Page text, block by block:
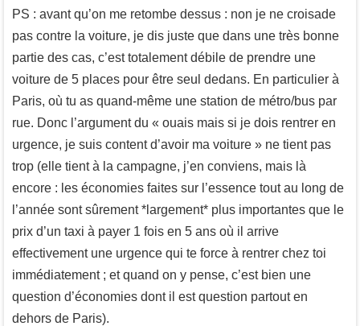
PS : avant qu’on me retombe dessus : non je ne croisade
pas contre la voiture, je dis juste que dans une très bonne
partie des cas, c’est totalement débile de prendre une
voiture de 5 places pour être seul dedans. En particulier à
Paris, où tu as quand-même une station de métro/bus par
rue. Donc l’argument du « ouais mais si je dois rentrer en
urgence, je suis content d’avoir ma voiture » ne tient pas
trop (elle tient à la campagne, j’en conviens, mais là
encore : les économies faites sur l’essence tout au long de
l’année sont sûrement *largement* plus importantes que le
prix d’un taxi à payer 1 fois en 5 ans où il arrive
effectivement une urgence qui te force à rentrer chez toi
immédiatement ; et quand on y pense, c’est bien une
question d’économies dont il est question partout en
dehors de Paris).